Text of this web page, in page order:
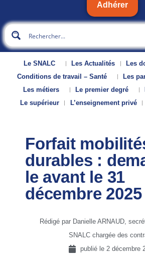
Adhérer
Le SNALC Les Actualités
Les
Conditions de travail – Santé
Les
Les métiers
Le premier degré
Le supérieur
L’enseignement privé
Forfait
durables :
le avant le 31
décembre 2025
Rédigé par Danielle ARNAUD,
SNALC chargée des
publié le 2 décembre